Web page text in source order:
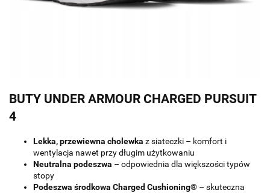
BUTY UNDER ARMOUR CHARGED PURSUIT
4
Lekka, przewiewna cholewka z siateczki – komfort i
wentylacja nawet przy długim użytkowaniu
Neutralna podeszwa – odpowiednia dla większości typów
stopy
Podeszwa środkowa Charged Cushioning® – skuteczna